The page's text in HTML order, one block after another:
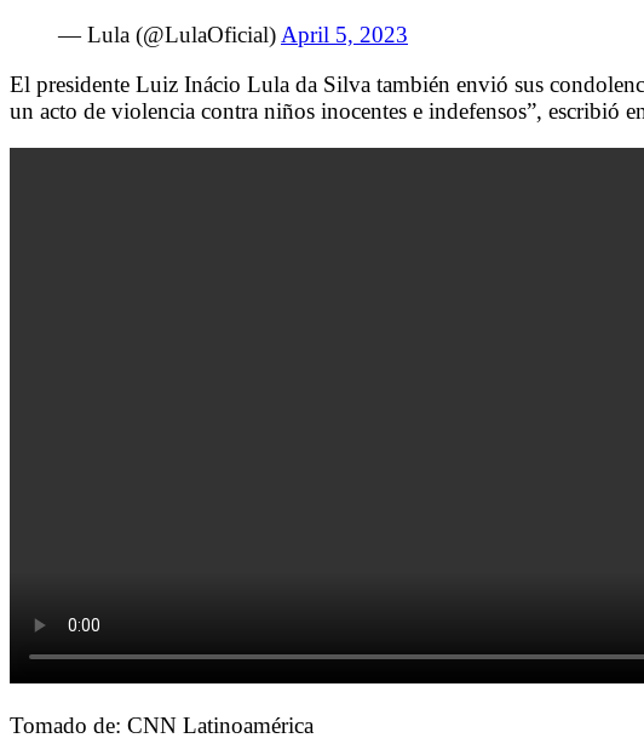
— Lula (@LulaOficial) April 5, 2023
El presidente Luiz Inácio Lula da Silva también envió sus
un acto de violencia contra niños inocentes e indefensos”, escribió
Tomado de: CNN Latinoamérica